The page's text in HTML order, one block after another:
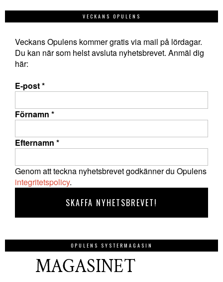
VECKANS OPULENS
Veckans Opulens kommer gratis via mail på lördagar.
Du kan när som helst avsluta nyhetsbrevet. Anmäl dig
här:
E-post*
Förnamn *
Efternamn *
Genom att teckna nyhetsbrevet godkänner du Opulens
integritetspolicy.
OPULENS SYSTERMAGASIN